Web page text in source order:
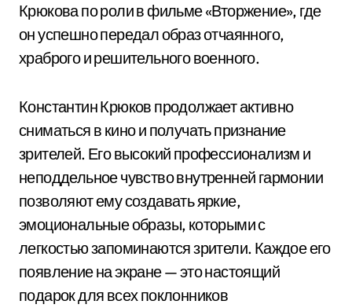
Крюкова по роли в фильме «Вторжение», где
он успешно передал образ отчаянного,
храброго и решительного военного.
Константин Крюков продолжает активно
сниматься в кино и получать признание
зрителей. Его высокий профессионализм и
неподдельное чувство внутренней гармонии
позволяют ему создавать яркие,
эмоциональные образы, которыми с
легкостью запоминаются зрители. Каждое его
появление на экране — это настоящий
подарок для всех поклонников